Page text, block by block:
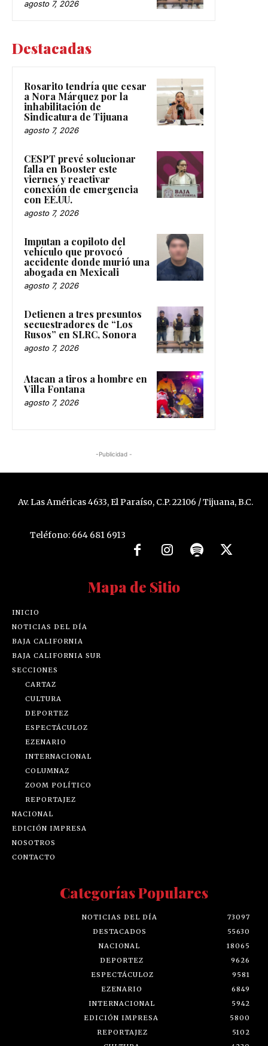
agosto 7, 2026
Destacadas
Rosarito tendría que cesar
a Nora Márquez por la
inhabilitación de
Sindicatura de Tijuana
agosto 7, 2026
CESPT prevé solucionar
falla en Booster este
viernes y reactivar
conexión de emergencia
con EE.UU.
agosto 7, 2026
Imputan a copiloto del
vehículo que provocó
accidente donde murió una
abogada en Mexicali
agosto 7, 2026
Detienen a tres presuntos
secuestradores de “Los
Rusos” en SLRC, Sonora
agosto 7, 2026
Atacan a tiros a hombre en
Villa Fontana
agosto 7, 2026
-Publicidad -
Av. Las Américas 4633, El Paraíso, C.P. 22106 / Tijuana, B.C.
Teléfono: 664 681 6913
Mapa de Sitio
INICIO
NOTICIAS DEL DÍA
BAJA CALIFORNIA
BAJA CALIFORNIA SUR
SECCIONES
CARTAZ
CULTURA
DEPORTEZ
ESPECTÁCULOZ
EZENARIO
INTERNACIONAL
COLUMNAZ
ZOOM POLÍTICO
REPORTAJEZ
NACIONAL
EDICIÓN IMPRESA
NOSOTROS
CONTACTO
Categorías Populares
NOTICIAS DEL DÍA
73097
DESTACADOS
55630
NACIONAL
18065
DEPORTEZ
9626
ESPECTÁCULOZ
9581
EZENARIO
6849
INTERNACIONAL
5942
EDICIÓN IMPRESA
5800
REPORTAJEZ
5102